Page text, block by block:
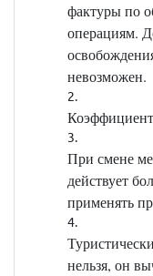
фактуры по
операциям.
невозможен.
При смене
действует
применять
нельзя, он